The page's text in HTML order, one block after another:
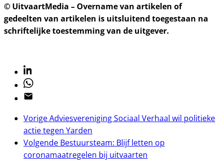
© UitvaartMedia – Overname van artikelen of
gedeelten van artikelen is uitsluitend toegestaan na
schriftelijke toestemming van de uitgever.
Linkedin
Whatsapp
Email
VorigeAdviesvereniging Sociaal Verhaal wil politieke
actie tegen Yarden
Volgende Bestuursteam: Blijf letten op
coronamaatregelen bij uitvaarten